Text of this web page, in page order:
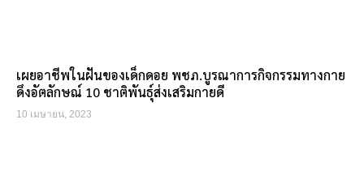
เผยอาชีพในฝันของเด็กดอย พชภ.บูรณาการกิจกรรมทางกาย
ดึงอัตลักษณ์ 10 ชาติพันธุ์ส่งเสริมกายดี
10 เมษายน, 2023